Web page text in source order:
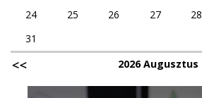
24
25 26 27 28
31
2026 Augusztus